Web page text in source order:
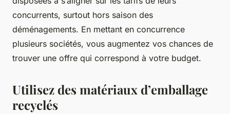
concurrents, surtout hors saison des
déménagements. En mettant en concurrence
plusieurs sociétés, vous augmentez vos chances de
trouver une offre qui correspond à votre budget.
Utilisez des matériaux d’emballage
recyclés